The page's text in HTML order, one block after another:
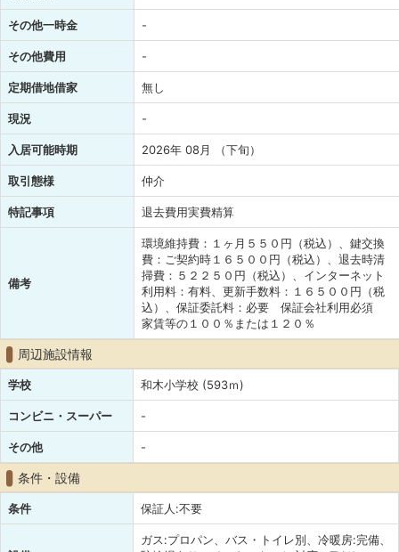
その他一時金 -
その他費用 -
定期借地借家 無し
現況 -
入居可能時期 2026年 08月 （下旬）
取引態様 仲介
特記事項 退去費用実費精算
備考
環境維持費：１ヶ月５５０円（税込）、鍵交換
費：ご契約時１６５００円（税込）、退去時清
掃費：５２２５０円（税込）、インターネット
利用料：有料、更新手数料：１６５００円（税
込）、保証委託料：必要 保証会社利用必須
家賃等の１００％または１２０％
周辺施設情報
学校 和木小学校 (593ｍ)
コンビニ・スーパー -
その他 -
条件・設備
条件 保証人:不要
ガス:プロパン、バス・トイレ別、冷暖房:完備、